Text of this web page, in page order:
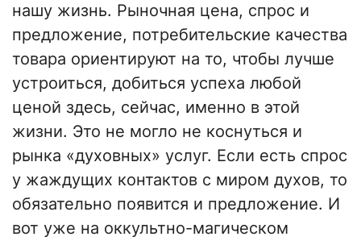
нашу жизнь. Рыночная цена, спрос и
предложение, потребительские качества
товара ориентируют на то, чтобы лучше
устроиться, добиться успеха любой
ценой здесь, сейчас, именно в этой
жизни. Это не могло не коснуться и
рынка «духовных» услуг. Если есть спрос
у жаждущих контактов с миром духов, то
обязательно появится и предложение. И
вот уже на оккультно-магическом